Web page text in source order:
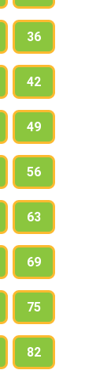
36
42
49
56
63
69
75
82